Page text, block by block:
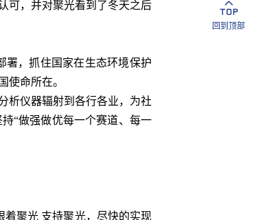
回到顶部
可，并对聚光看到了冬天之后
，抓住国家在生态环境保护
使命所在。
析仪器辐射到各行各业，为社
“做强做优每一个赛道、每一
聚光 支持聚光，尽快的实现